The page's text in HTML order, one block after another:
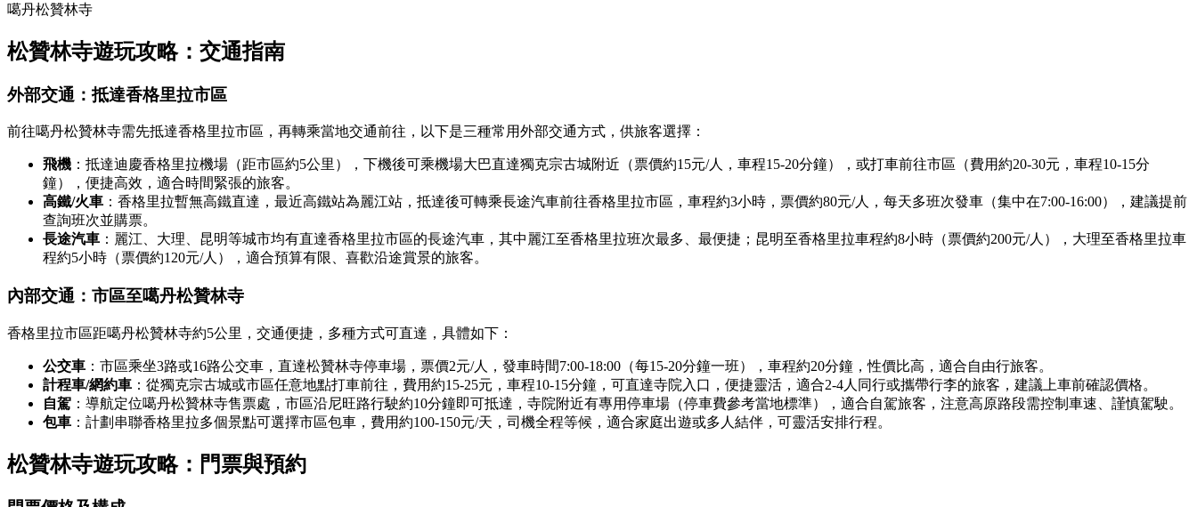
噶丹松贊林寺
松贊林寺遊玩攻略：交通指南
外部交通：抵達香格里拉市區
前往噶丹松贊林寺需先抵達香格里拉市區，再轉乘當地交通前往，以下是三種常用外部交通方式，供旅客選擇：
飛機 ：抵達迪慶香格里拉機場（距市區約5公里），下機後可乘機場大巴直達獨克宗古城附近（票價約15元/人，車程15-20分鐘），或打車前往市區（費用約20-30元，車程10-15分
鐘），便捷高效，適合時間緊張的旅客。
高鐵/火車 ：香格里拉暫無高鐵直達，最近高鐵站為麗江站，抵達後可轉乘長途汽車前往香格里拉市區，車程約3小時，票價約80元/人，每天多班次發車（集中在7:00-16:00），建議提前
查詢班次並購票。
長途汽車 ：麗江、大理、昆明等城市均有直達香格里拉市區的長途汽車，其中麗江至香格里拉班次最多、最便捷；昆明至香格里拉車程約8小時（票價約200元/人），大理至香格里拉車
程約5小時（票價約120元/人），適合預算有限、喜歡沿途賞景的旅客。
內部交通：市區至噶丹松贊林寺
香格里拉市區距噶丹松贊林寺約5公里，交通便捷，多種方式可直達，具體如下：
公交車 ：市區乘坐3路或16路公交車，直達松贊林寺停車場，票價2元/人，發車時間7:00-18:00（每15-20分鐘一班），車程約20分鐘，性價比高，適合自由行旅客。
計程車/網約車 ：從獨克宗古城或市區任意地點打車前往，費用約15-25元，車程10-15分鐘，可直達寺院入口，便捷靈活，適合2-4人同行或攜帶行李的旅客，建議上車前確認價格。
自駕 ：導航定位噶丹松贊林寺售票處，市區沿尼旺路行駛約10分鐘即可抵達，寺院附近有專用停車場（停車費參考當地標準），適合自駕旅客，注意高原路段需控制車速、謹慎駕駛。
包車 ：計劃串聯香格里拉多個景點可選擇市區包車，費用約100-150元/天，司機全程等候，適合家庭出遊或多人結伴，可靈活安排行程。
松贊林寺遊玩攻略：門票與預約